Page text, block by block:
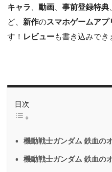
キャラ
動画 事前登録特典
ど、 新作のスマホゲームアプ
す！ レビューも書き込みでき
目次
機動戦士ガンダム 鉄血の
機動戦士ガンダム 鉄血の